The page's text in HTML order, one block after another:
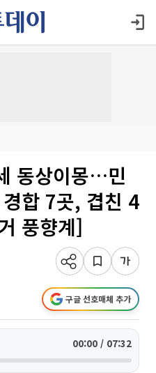
동상이몽…민
합 7곳, 겹친 4
풍향계]
구글 선호매체 추가
00:00 / 07:32